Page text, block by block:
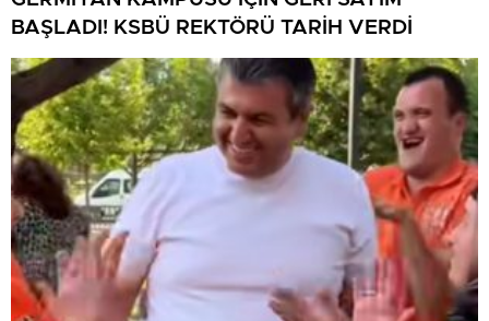
BAŞLADI! KSBÜ REKTÖRÜ TARİH VERDİ